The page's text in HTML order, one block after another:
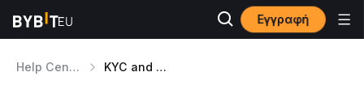
Εγγραφή
Help Center KYC and Security Matters